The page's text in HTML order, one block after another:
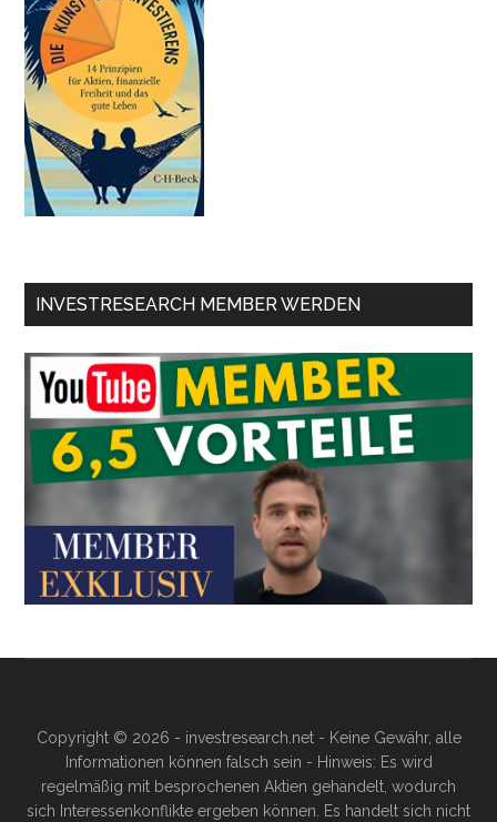
INVESTRESEARCH MEMBER WERDEN
Copyright © 2026 - investresearch.net - Keine Gewähr, alle
Informationen können falsch sein - Hinweis: Es wird
regelmäßig mit besprochenen Aktien gehandelt, wodurch
sich Interessenkonflikte ergeben können. Es handelt sich nicht